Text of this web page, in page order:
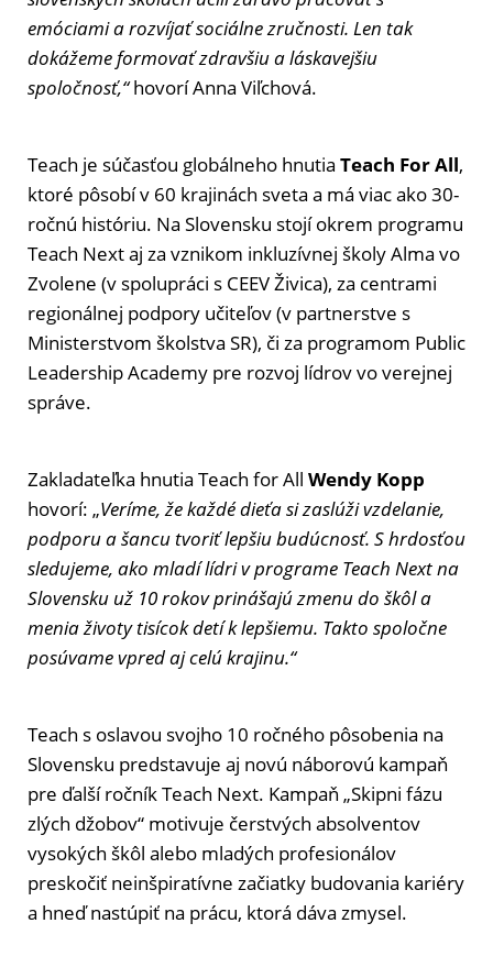
emóciami a rozvíjať sociálne zručnosti. Len tak
dokážeme formovať zdravšiu a láskavejšiu
spoločnosť,“hovorí Anna Viľchová.
Teach je súčasťou globálneho hnutia Teach For All,
ktoré pôsobí v 60 krajinách sveta a má viac ako 30-
ročnú históriu. Na Slovensku stojí okrem programu
Teach Next aj za vznikom inkluzívnej školy Alma vo
Zvolene (v spolupráci s CEEV Živica), za centrami
regionálnej podpory učiteľov (v partnerstve s
Ministerstvom školstva SR), či za programom Public
Leadership Academy pre rozvoj lídrov vo verejnej
správe.
Zakladateľka hnutia Teach for All Wendy Kopp
hovorí: „Veríme, že každé dieťa si zaslúži vzdelanie,
podporu a šancu tvoriť lepšiu budúcnosť. S hrdosťou
sledujeme, ako mladí lídri v programe Teach Next na
Slovensku už 10 rokov prinášajú zmenu do škôl a
menia životy tisícok detí k lepšiemu. Takto spoločne
posúvame vpred aj celú krajinu.“
Teach s oslavou svojho 10 ročného pôsobenia na
Slovensku predstavuje aj novú náborovú kampaň
pre ďalší ročník Teach Next. Kampaň „Skipni fázu
zlých džobov“ motivuje čerstvých absolventov
vysokých škôl alebo mladých profesionálov
preskočiť neinšpiratívne začiatky budovania kariéry
a hneď nastúpiť na prácu, ktorá dáva zmysel.